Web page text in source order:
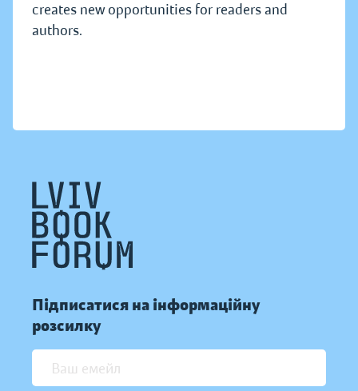
creates new opportunities for readers and
authors.
Підписатися на інформаційну
розсилку